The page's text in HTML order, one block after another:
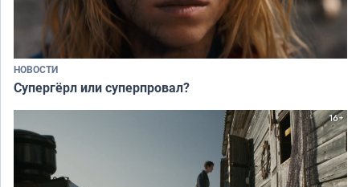
НОВОСТИ
Супергёрл или суперпровал?